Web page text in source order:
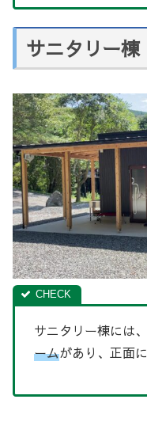
サニタリー棟
サニタリー棟には、
ームがあり、正面に